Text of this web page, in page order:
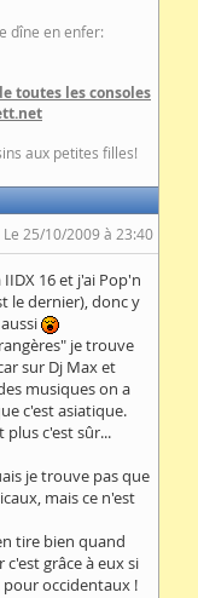
dîne en enfer:
toutes les consoles
aux petites filles!
Le 25/10/2009 à 23:40
IIDX 16 et j'ai Pop'n
le dernier), donc y
je trouve
sur Dj Max et
musiques on a
c'est asiatique.
plus c'est sûr...
je trouve pas que
mais ce n'est
tire bien quand
grâce à eux si
occidentaux !